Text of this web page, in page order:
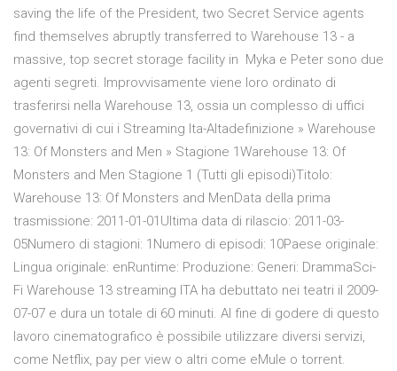
saving the life of the President, two Secret Service agents
find themselves abruptly transferred to Warehouse 13 - a
massive, top secret storage facility in Myka e Peter sono due
agenti segreti. Improvvisamente viene loro ordinato di
trasferirsi nella Warehouse 13, ossia un complesso di uffici
governativi di cui i Streaming Ita-Altadefinizione » Warehouse
13: Of Monsters and Men » Stagione 1Warehouse 13: Of
Monsters and Men Stagione 1 (Tutti gli episodi)Titolo:
Warehouse 13: Of Monsters and MenData della prima
trasmissione: 2011-01-01Ultima data di rilascio: 2011-03-
05Numero di stagioni: 1Numero di episodi: 10Paese originale:
Lingua originale: enRuntime: Produzione: Generi: DrammaSci-
Fi Warehouse 13 streaming ITA ha debuttato nei teatri il 2009-
07-07 e dura un totale di 60 minuti. Al fine di godere di questo
lavoro cinematografico è possibile utilizzare diversi servizi,
come Netflix, pay per view o altri come eMule o torrent.